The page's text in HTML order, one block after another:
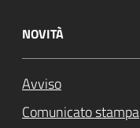
NOVITÀ
Avviso
Comunicato stampa